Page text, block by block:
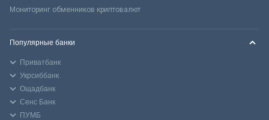
Мониторинг обменников криптовалют
Популярные банки
Приватбанк
Укрсиббанк
Ощадбанк
Сенс Банк
ПУМБ